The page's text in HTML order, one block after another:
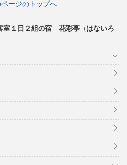
ページのトップへ
１日２組の宿 花彩亭（はないろ